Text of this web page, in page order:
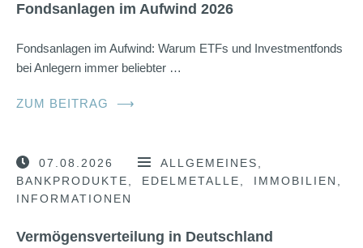
Fondsanlagen im Aufwind 2026
Fondsanlagen im Aufwind: Warum ETFs und Investmentfonds
bei Anlegern immer beliebter …
ZUM BEITRAG ⟶
07.08.2026
ALLGEMEINES
BANKPRODUKTE
EDELMETALLE
IMMOBILIEN
INFORMATIONEN
Vermögensverteilung in Deutschland